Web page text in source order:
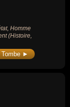
par
de
conseiller
de
du juge
la Cour
Homme
(Histoire,
Tombe ►